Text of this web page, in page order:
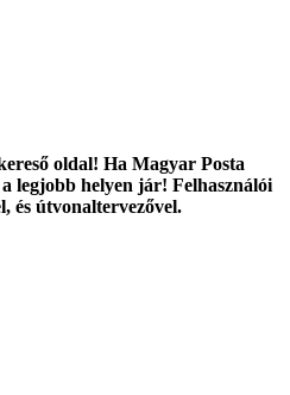
oldal! Ha Magyar Posta
legjobb helyen jár! Felhasználói
és útvonaltervezővel.